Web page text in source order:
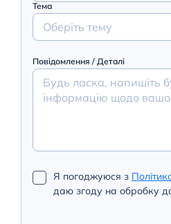
Тема
Оберіть тему
Повідомлення / Деталі
Я погоджуюся з
даю згоду на обробку